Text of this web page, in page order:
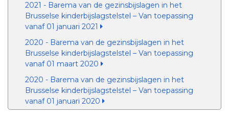
2021 - Barema van de gezinsbijslagen in het
Brusselse kinderbijslagstelstel – Van toepassing
vanaf 01 januari 2021
2020 - Barema van de gezinsbijslagen in het
Brusselse kinderbijslagstelstel – Van toepassing
vanaf 01 maart 2020
2020 - Barema van de gezinsbijslagen in het
Brusselse kinderbijslagstelstel – Van toepassing
vanaf 01 januari 2020